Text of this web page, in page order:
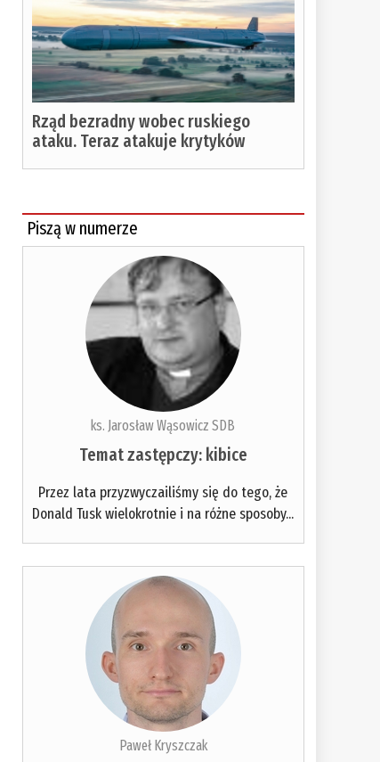
Rząd bezradny wobec ruskiego
ataku. Teraz atakuje krytyków
Piszą w numerze
ks. Jarosław Wąsowicz SDB
Temat zastępczy: kibice
Przez lata przyzwyczailiśmy się do tego, że
Donald Tusk wielokrotnie i na różne sposoby...
Paweł Kryszczak